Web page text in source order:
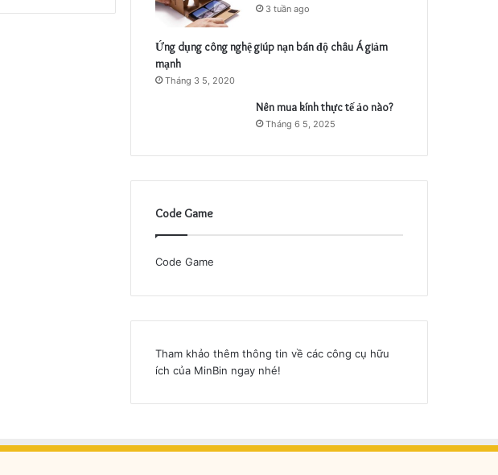
3 tuần ago
Ứng dụng công nghệ giúp nạn bán độ châu Á giảm
mạnh
Tháng 3 5, 2020
Nên mua kính thực tế ảo nào?
Tháng 6 5, 2025
Code Game
Code Game
Tham khảo thêm thông tin vềcác công cụ hữu
ích của MinBin ngay nhé!